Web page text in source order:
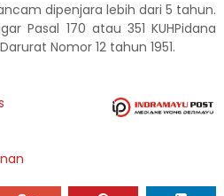
dipenjara lebih dari 5 tahun.
Pasal 170 atau 351 KUHPidana
Nomor 12 tahun 1951.